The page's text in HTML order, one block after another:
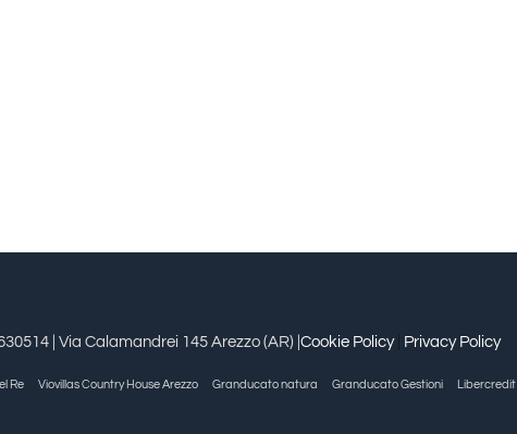
| Via Calamandrei 145 Arezzo (AR) | Cookie Policy| Privacy Policy
Re Viovillas Country House Arezzo Granducato natura Granducato Gestioni Libercredit